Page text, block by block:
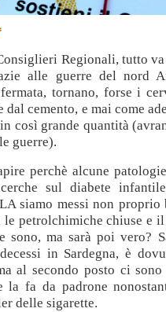
Regionali, tutto
alle guerre del nord
tornano, forse i
dal cemento, e mai come
così grande quantità
guerre).
perchè alcune
sul diabete
siamo messi non proprio
le petrolchimiche chiuse e
sono, ma sarà poi vero?
in Sardegna, è
al secondo posto ci
la fa da padrone
delle sigarette.